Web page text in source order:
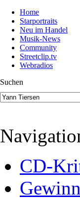
Home
Starportraits
Neu im Handel
Musik-News
Community
Streetclip.tv
Webradios
Suchen
CD-